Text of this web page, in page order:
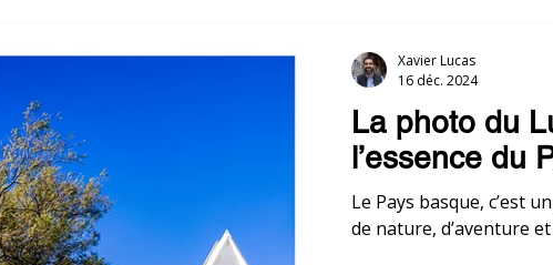
La photo du
l’essence du
Le Pays basque, c’est
de nature, d’aventure
Xavier Lucas
16 déc. 2024